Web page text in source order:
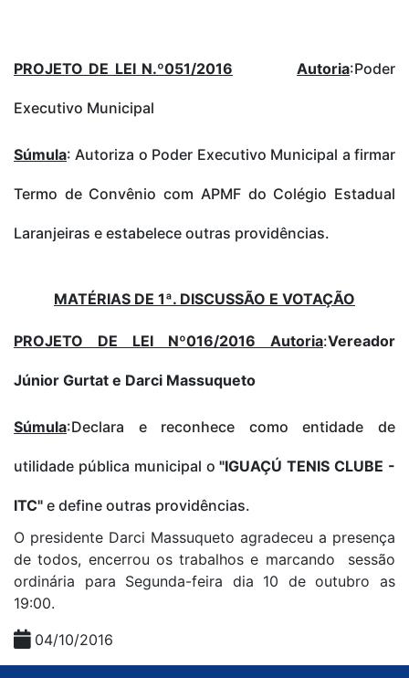
PROJETO DE LEI N.º051/2016 Autoria:Poder
Executivo Municipal
Súmula: Autoriza o Poder Executivo Municipal a firmar
Termo de Convênio com APMF do Colégio Estadual
Laranjeiras e estabelece outras providências.
MATÉRIAS DE 1ª. DISCUSSÃO E VOTAÇÃO
PROJETO DE LEI Nº016/2016 Autoria:Vereador
Júnior Gurtat e Darci Massuqueto
Súmula:Declara e reconhece como entidade de
utilidade pública municipal o"IGUAÇÚ TENIS CLUBE -
ITC" e define outras providências.
O presidente Darci Massuqueto agradeceu a presença
de todos, encerrou os trabalhos e marcando sessão
ordinária para Segunda-feira dia 10 de outubro as
19:00.
04/10/2016